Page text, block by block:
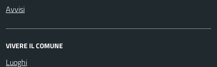
Avvisi
VIVERE IL COMUNE
Luoghi